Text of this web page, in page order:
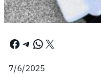
Facebook Telegram WhatsApp X
7/6/2025